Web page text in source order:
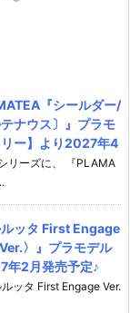
『シールダー/
ナウス〕』プラモ
ー】より2027年4
リーズに、 『PLAMA
ルッタ First Engage
〉』プラモデル
年2月発売予定♪
ッタ First Engage Ver.